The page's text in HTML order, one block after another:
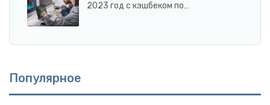
2023 год с кэшбеком по…
Популярное